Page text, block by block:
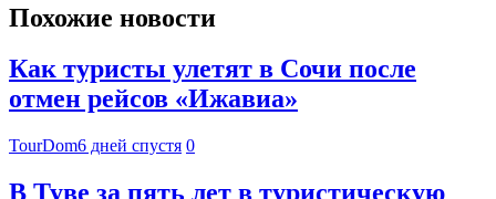
Похожие новости
Как туристы улетят в Сочи после
отмен рейсов «Ижавиа»
TourDom6 дней спустя 0
В Туве за пять лет в туристическую